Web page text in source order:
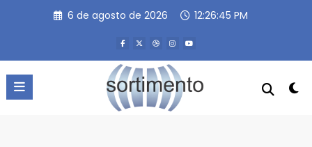
6 de agosto de 2026 12:26:46 PM